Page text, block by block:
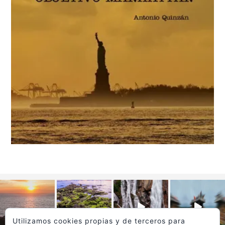
Utilizamos cookies propias y de terceros para